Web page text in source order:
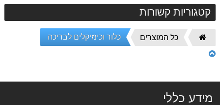
קטגוריות קשורות
דף
הבית
כל המוצרים כלור וכימיקלים לבריכה
מידע כללי